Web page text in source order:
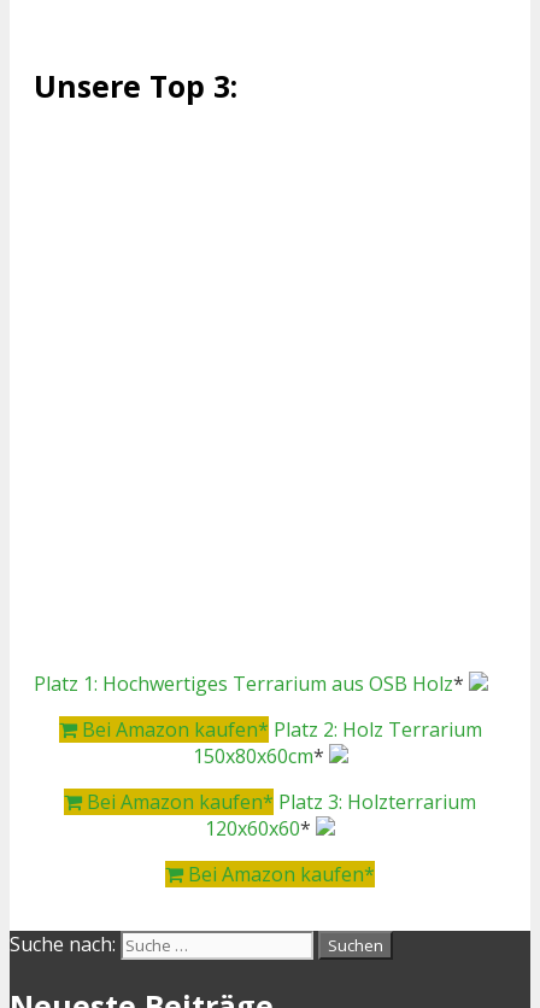
Unsere Top 3:
Platz 1: Hochwertiges Terrarium aus OSB Holz*
Bei Amazon kaufen* Platz 2: Holz Terrarium
150x80x60cm*
Bei Amazon kaufen* Platz 3: Holzterrarium
120x60x60*
Bei Amazon kaufen*
Suche nach: